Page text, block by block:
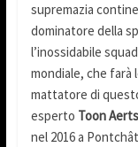
supremazia
dominatore della
l’inossidabile
mondiale, che
mattatore di
esperto Toon Aerts
nel 2016 a